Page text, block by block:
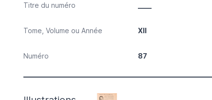
Titre du numéro
Tome, Volume ou Année XII
Numéro 87